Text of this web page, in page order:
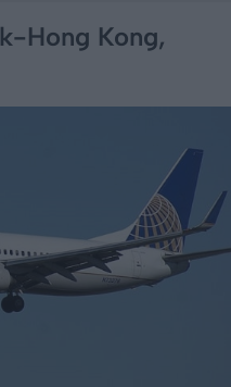
Hong Kong,